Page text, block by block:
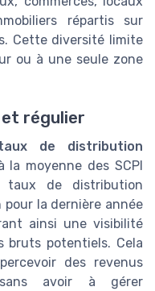
répartis sur
Cette diversité limite
ou à une seule zone
régulier
de distribution
moyenne des SCPI
taux de distribution
la dernière année
ainsi une visibilité
bruts potentiels. Cela
des revenus
sans avoir à gérer